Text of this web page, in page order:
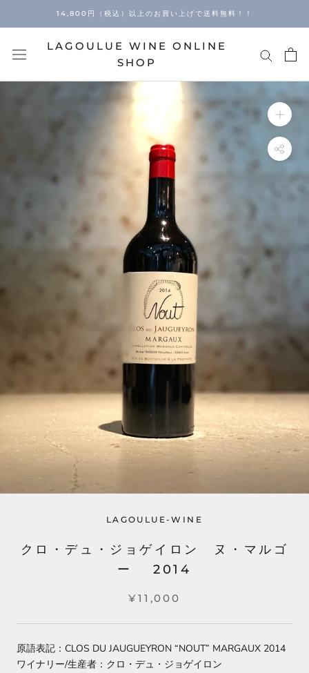
14,800円（税込）以上のお買い上げで送料無料！！
LAGOULUE WINE ONLINE
SHOP
LAGOULUE-WINE
クロ・デュ・ジョゲイロン ヌ・マルゴ
ー 2014
¥11,000
原語表記：CLOS DU JAUGUEYRON “NOUT” MARGAUX 2014
ワイナリー/生産者：クロ・デュ・ジョゲイロン